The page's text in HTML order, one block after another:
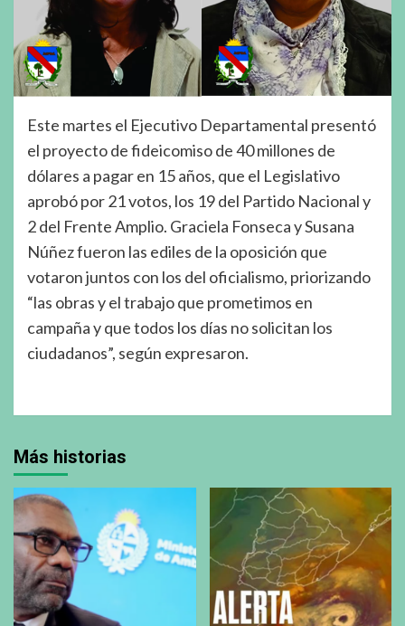
Este martes el Ejecutivo Departamental presentó
el proyecto de fideicomiso de 40 millones de
dólares a pagar en 15 años, que el Legislativo
aprobó por 21 votos, los 19 del Partido Nacional y
2 del Frente Amplio. Graciela Fonseca y Susana
Núñez fueron las ediles de la oposición que
votaron juntos con los del oficialismo, priorizando
“las obras y el trabajo que prometimos en
campaña y que todos los días no solicitan los
ciudadanos”, según expresaron.
Más historias